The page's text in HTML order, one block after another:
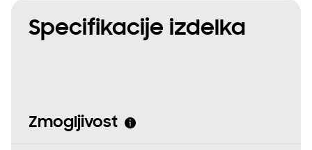
Specifikacije izdelka
Zmogljivost